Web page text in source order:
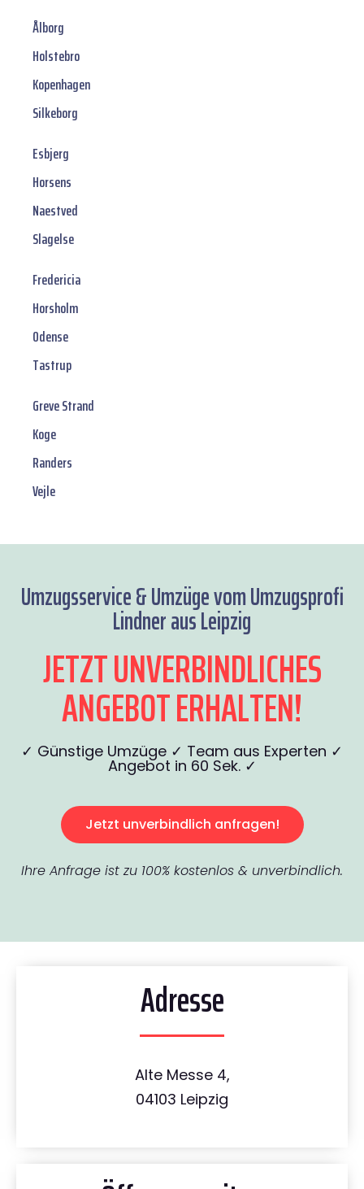
Ålborg
Holstebro
Kopenhagen
Silkeborg
Esbjerg
Horsens
Naestved
Slagelse
Fredericia
Horsholm
Odense
Tastrup
Greve Strand
Koge
Randers
Vejle
Umzugsservice & Umzüge vom Umzugsprofi
Lindner aus Leipzig
JETZT UNVERBINDLICHES
ANGEBOT ERHALTEN!
✓ Günstige Umzüge ✓ Team aus Experten ✓
Angebot in 60 Sek. ✓
Jetzt unverbindlich anfragen!
Ihre Anfrage ist zu 100% kostenlos & unverbindlich.
Adresse
Alte Messe 4,
04103 Leipzig